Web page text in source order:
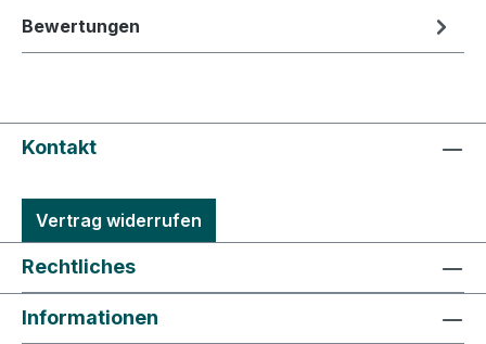
Bewertungen
Kontakt
Vertrag widerrufen
Rechtliches
Informationen